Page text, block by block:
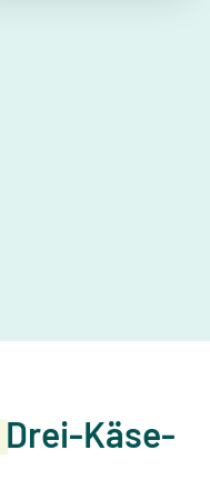
Drei-Käse-